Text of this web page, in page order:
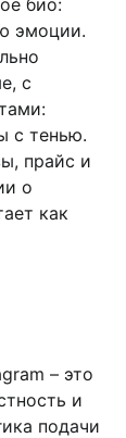
эмоции.
с
с тенью.
прайс и
о
как
– это
и
подачи